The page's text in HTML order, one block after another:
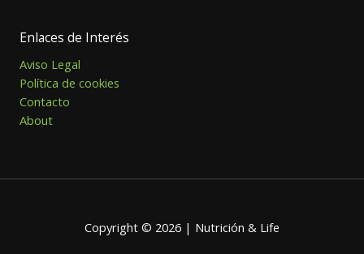
Enlaces de Interés
Aviso Legal
Política de cookies
Contacto
About
Copyright © 2026 | Nutrición & Life